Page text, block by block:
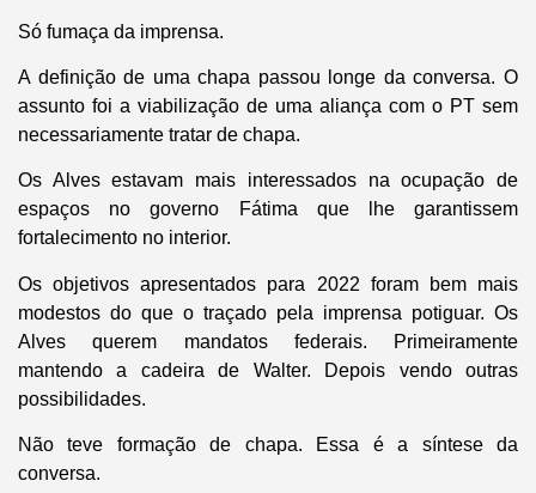
Só fumaça da imprensa.
A definição de uma chapa passou longe da conversa. O
assunto foi a viabilização de uma aliança com o PT sem
necessariamente tratar de chapa.
Os Alves estavam mais interessados na ocupação de
espaços no governo Fátima que lhe garantissem
fortalecimento no interior.
Os objetivos apresentados para 2022 foram bem mais
modestos do que o traçado pela imprensa potiguar. Os
Alves querem mandatos federais. Primeiramente
mantendo a cadeira de Walter. Depois vendo outras
possibilidades.
Não teve formação de chapa. Essa é a síntese da
conversa.